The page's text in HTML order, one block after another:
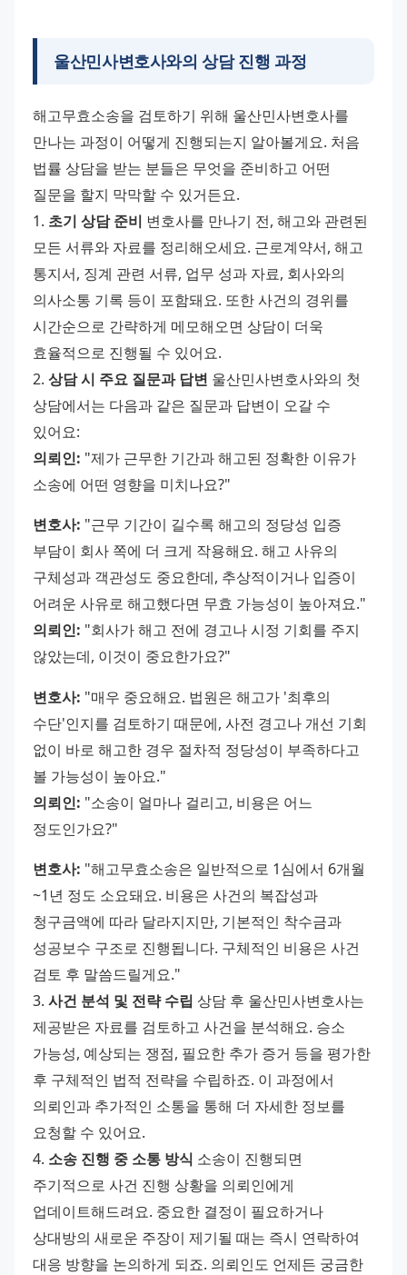
울산민사변호사와의 상담 진행 과정
해고무효소송을 검토하기 위해 울산민사변호사를
만나는 과정이 어떻게 진행되는지 알아볼게요. 처음
법률 상담을 받는 분들은 무엇을 준비하고 어떤
질문을 할지 막막할 수 있거든요.
1. 초기 상담 준비 변호사를 만나기 전, 해고와 관련된
모든 서류와 자료를 정리해오세요. 근로계약서, 해고
통지서, 징계 관련 서류, 업무 성과 자료, 회사와의
의사소통 기록 등이 포함돼요. 또한 사건의 경위를
시간순으로 간략하게 메모해오면 상담이 더욱
효율적으로 진행될 수 있어요.
2. 상담 시 주요 질문과 답변 울산민사변호사와의 첫
상담에서는 다음과 같은 질문과 답변이 오갈 수
있어요:
의뢰인: "제가 근무한 기간과 해고된 정확한 이유가
소송에 어떤 영향을 미치나요?"
변호사: "근무 기간이 길수록 해고의 정당성 입증
부담이 회사 쪽에 더 크게 작용해요. 해고 사유의
구체성과 객관성도 중요한데, 추상적이거나 입증이
어려운 사유로 해고했다면 무효 가능성이 높아져요."
의뢰인: "회사가 해고 전에 경고나 시정 기회를 주지
않았는데, 이것이 중요한가요?"
변호사: "매우 중요해요. 법원은 해고가 '최후의
수단'인지를 검토하기 때문에, 사전 경고나 개선 기회
없이 바로 해고한 경우 절차적 정당성이 부족하다고
볼 가능성이 높아요."
의뢰인: "소송이 얼마나 걸리고, 비용은 어느
정도인가요?"
변호사: "해고무효소송은 일반적으로 1심에서 6개월
~1년 정도 소요돼요. 비용은 사건의 복잡성과
청구금액에 따라 달라지지만, 기본적인 착수금과
성공보수 구조로 진행됩니다. 구체적인 비용은 사건
검토 후 말씀드릴게요."
3. 사건 분석 및 전략 수립 상담 후 울산민사변호사는
제공받은 자료를 검토하고 사건을 분석해요. 승소
가능성, 예상되는 쟁점, 필요한 추가 증거 등을 평가한
후 구체적인 법적 전략을 수립하죠. 이 과정에서
의뢰인과 추가적인 소통을 통해 더 자세한 정보를
요청할 수 있어요.
4. 소송 진행 중 소통 방식 소송이 진행되면
주기적으로 사건 진행 상황을 의뢰인에게
업데이트해드려요. 중요한 결정이 필요하거나
상대방의 새로운 주장이 제기될 때는 즉시 연락하여
대응 방향을 논의하게 되죠. 의뢰인도 언제든 궁금한